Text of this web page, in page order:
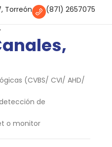
Torreón (871) 2657075
(CVBS/ CVI/ AHD/
de
o monitor